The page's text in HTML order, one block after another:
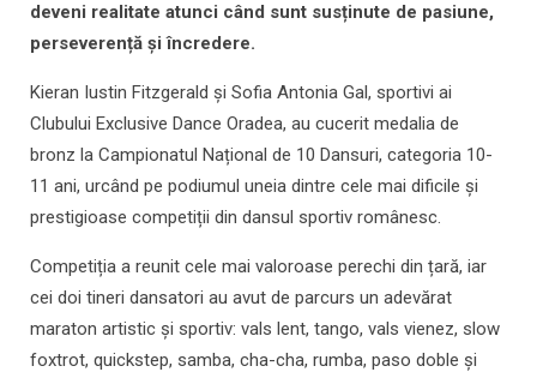
deveni realitate atunci când sunt susținute de pasiune,
perseverență și încredere.
Kieran Iustin Fitzgerald și Sofia Antonia Gal, sportivi ai
Clubului Exclusive Dance Oradea, au cucerit medalia de
bronz la Campionatul Național de 10 Dansuri, categoria 10-
11 ani, urcând pe podiumul uneia dintre cele mai dificile și
prestigioase competiții din dansul sportiv românesc.
Competiția a reunit cele mai valoroase perechi din țară, iar
cei doi tineri dansatori au avut de parcurs un adevărat
maraton artistic și sportiv: vals lent, tango, vals vienez, slow
foxtrot, quickstep, samba, cha-cha, rumba, paso doble și